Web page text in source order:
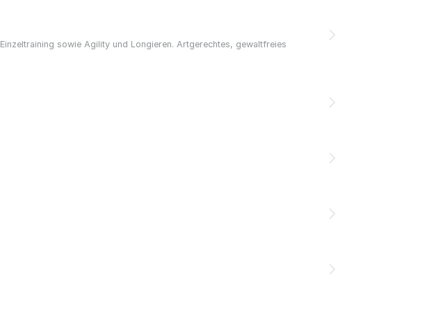
sowie Agility und Longieren. Artgerechtes, gewaltfreies